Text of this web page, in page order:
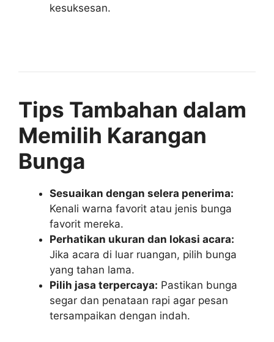
kesuksesan.
Tips Tambahan dalam
Memilih Karangan
Bunga
Sesuaikan dengan selera penerima:
Kenali warna favorit atau jenis bunga
favorit mereka.
Perhatikan ukuran dan lokasi acara:
Jika acara di luar ruangan, pilih bunga
yang tahan lama.
Pilih jasa terpercaya: Pastikan bunga
segar dan penataan rapi agar pesan
tersampaikan dengan indah.